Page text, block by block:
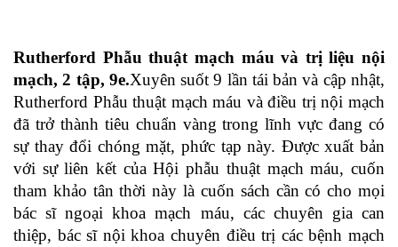
Rutherford Phẫu thuật mạch máu và trị liệu nội
mạch, 2 tập, 9e.Xuyên suốt 9 lần tái bản và cập nhật,
Rutherford Phẫu thuật mạch máu và điều trị nội mạch
đã trở thành tiêu chuẩn vàng trong lĩnh vực đang có
sự thay đổi chóng mặt, phức tạp này. Được xuất bản
với sự liên kết của Hội phẫu thuật mạch máu, cuốn
tham khảo tân thời này là cuốn sách cần có cho mọi
bác sĩ ngoại khoa mạch máu, các chuyên gia can
thiệp, bác sĩ nội khoa chuyên điều trị các bệnh mạch